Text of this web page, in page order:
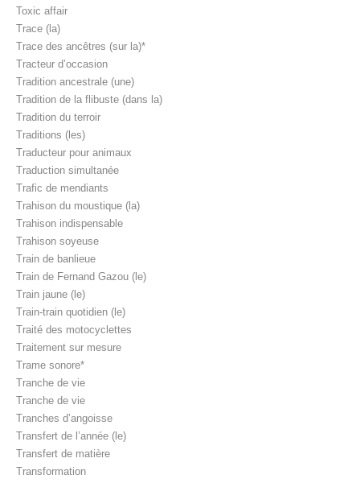
Toxic affair
Trace (la)
Trace des ancêtres (sur la)*
Tracteur d’occasion
Tradition ancestrale (une)
Tradition de la flibuste (dans la)
Tradition du terroir
Traditions (les)
Traducteur pour animaux
Traduction simultanée
Trafic de mendiants
Trahison du moustique (la)
Trahison indispensable
Trahison soyeuse
Train de banlieue
Train de Fernand Gazou (le)
Train jaune (le)
Train-train quotidien (le)
Traité des motocyclettes
Traitement sur mesure
Trame sonore*
Tranche de vie
Tranche de vie
Tranches d’angoisse
Transfert de l’année (le)
Transfert de matière
Transformation